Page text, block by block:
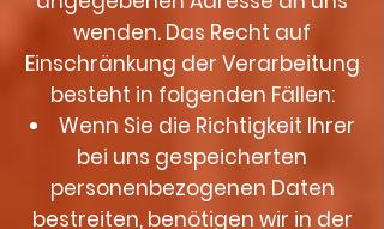
wenden. Das Recht auf
Einschränkung der Verarbeitung
besteht in folgenden Fällen:
Wenn Sie die Richtigkeit Ihrer
bei uns gespeicherten
personenbezogenen Daten
bestreiten, benötigen wir in der